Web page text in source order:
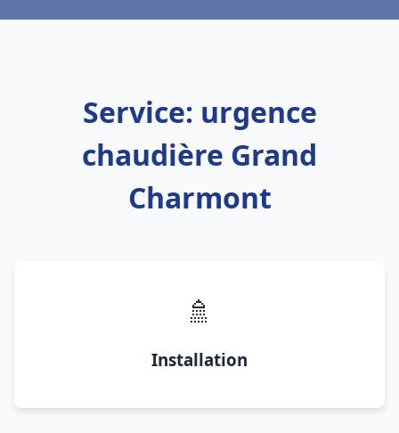
Service: urgence
chaudière Grand
Charmont
🚿
Installation